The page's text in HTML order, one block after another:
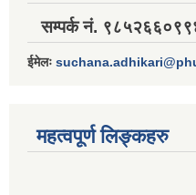
सम्पर्क नं.
ईमेलः
महत्वपूर्ण लिङ्कहरु